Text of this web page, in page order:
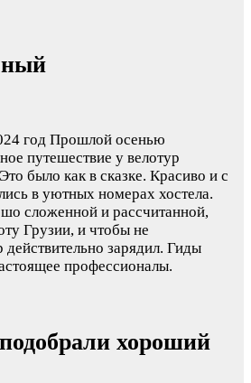
год Прошлой осенью
путешествие у велотур
было как в сказке. Красиво и с
в уютных номерах хостела.
сложенной и рассчитанной,
Грузии, и чтобы не
действительно зарядил. Гиды
профессионалы.
хороший